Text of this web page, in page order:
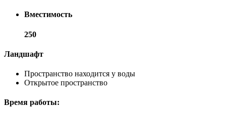
Вместимость
250
Ландшафт
Пространство находится у воды
Открытое пространство
Время работы: